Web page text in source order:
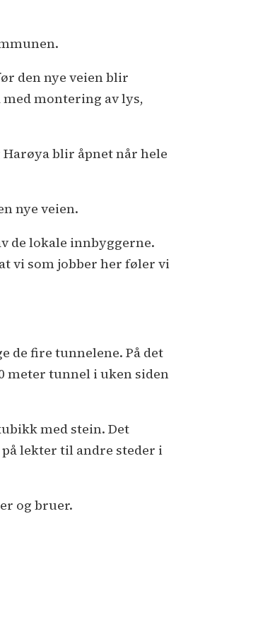
den nye veien blir
montering av lys,
blir åpnet når hele
nye veien.
de lokale innbyggerne.
vi som jobber her føler vi
de fire tunnelene. På det
meter tunnel i uken siden
med stein. Det
lekter til andre steder i
og bruer.